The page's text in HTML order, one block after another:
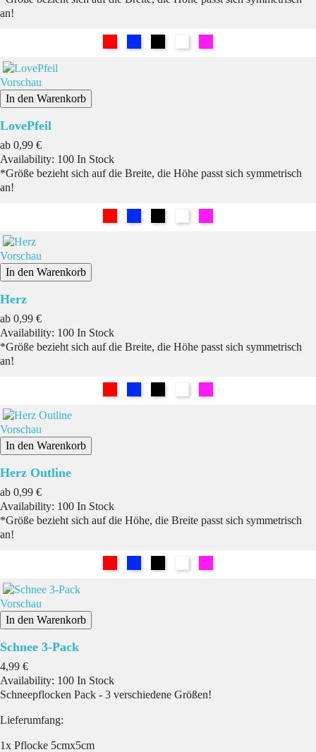
an!
Vorschau
In den Warenkorb
LovePfeil
ab Preis
0,99 €
Availability: 100 In Stock
*Größe bezieht sich auf die Breite, die Höhe passt sich symmetrisch
an!
Vorschau
In den Warenkorb
Herz
ab Preis
0,99 €
Availability: 100 In Stock
*Größe bezieht sich auf die Breite, die Höhe passt sich symmetrisch
an!
Vorschau
In den Warenkorb
Herz Outline
ab Preis
0,99 €
Availability: 100 In Stock
*Größe bezieht sich auf die Höhe, die Breite passt sich symmetrisch
an!
Vorschau
In den Warenkorb
Schnee 3-Pack
Preis
4,99 €
Availability: 100 In Stock
Schneepflocken Pack - 3 verschiedene Größen!
Lieferumfang:
1x Pflocke 5cmx5cm